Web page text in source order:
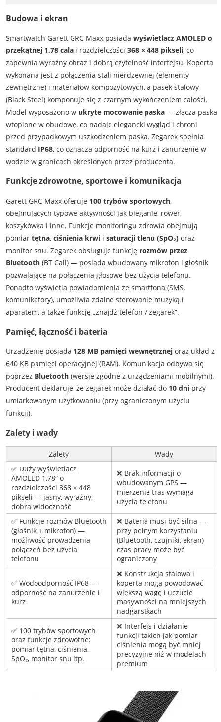
Budowa i ekran
Smartwatch Garett GRC Maxx posiada wyświetlacz AMOLED o
przekątnej 1,78 calai rozdzielczości 368 × 448 pikseli, co
zapewnia wyraźny obraz i dobrą czytelność interfejsu. Koperta
wykonana jest z połączenia stali nierdzewnej (elementy
zewnętrzne) i materiałów kompozytowych, a pasek stalowy
(Black Steel) komponuje się z czarnym wykończeniem całości.
Model wyposażono w ukryte mocowanie paska— złącza paska
wtopione w obudowę, co nadaje elegancki wygląd i chroni
przed przypadkowym uszkodzeniem paska. Zegarek spełnia
standard IP68, co oznacza odporność na kurz i zanurzenie w
wodzie w granicach określonych przez producenta.
Funkcje zdrowotne, sportowe i komunikacja
Garett GRC Maxx oferuje 100 trybów sportowych,
obejmujących typowe aktywności jak bieganie, rower,
koszykówka i inne. Funkcje monitoringu zdrowia obejmują
pomiar tętna, ciśnienia krwii saturacji tlenu (SpO₂)oraz
monitor snu. Zegarek obsługuje funkcję rozmów przez
Bluetooth(BT Call) — posiada wbudowany mikrofon i głośnik
pozwalające na połączenia głosowe bez użycia telefonu.
Ponadto wyświetla powiadomienia ze smartfona (SMS,
komunikatory), umożliwia zdalne sterowanie muzyką i
aparatem, a także funkcję „znajdź telefon / zegarek”.
Pamięć, łączność i bateria
Urządzenie posiada 128 MB pamięci wewnętrznejoraz układ z
640 KB pamięci operacyjnej (RAM). Komunikacja odbywa się
poprzez Bluetooth(wersje zgodne z urządzeniami mobilnymi).
Producent deklaruje, że zegarek może działać do 10 dniprzy
umiarkowanym użytkowaniu (przy ograniczonym użyciu
funkcji).
Zalety i wady
Zalety
Wady
✅ Duży wyświetlacz
AMOLED 1,78″ o
rozdzielczości 368 × 448
pikseli — jasny, wyraźny,
dobra widoczność
❌ Brak informacji o
wbudowanym GPS —
mierzenie tras wymaga
użycia telefonu
✅ Funkcje rozmów Bluetooth
(głośnik + mikrofon) —
możliwość prowadzenia
połączeń bez użycia
telefonu
❌ Bateria musi być silna —
przy pełnym korzystaniu
(Bluetooth, czujniki, ekran)
czas pracy może być
ograniczony
✅ Wodoodporność IP68 —
odporność na zanurzenie i
kurz
❌ Konstrukcja stalowa i
koperta mogą powodować
większą wagę i uczucie
masywności na mniejszych
nadgarstkach
✅ 100 trybów sportowych
oraz funkcje zdrowotne:
pomiar tętna, ciśnienia,
SpO₂, monitor snu itp.
❌ Interfejs i działanie
funkcji takich jak pomiar
ciśnienia mogą być mniej
precyzyjne niż w modelach
premium